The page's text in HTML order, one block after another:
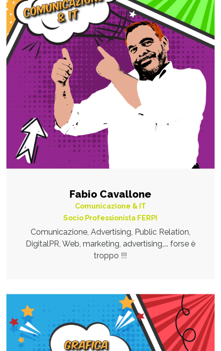
Fabio Cavallone
Comunicazione & IT
Socio Professionista FERPI
Comunicazione, Advertising, Public Relation,
DigitalPR, Web, marketing, advertising,... forse è
troppo !!!